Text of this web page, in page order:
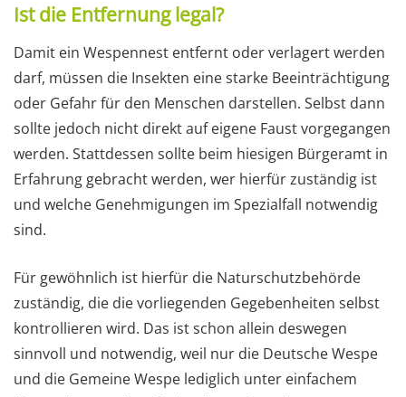
Ist die Entfernung legal?
Damit ein Wespennest entfernt oder verlagert werden
darf, müssen die Insekten eine starke Beeinträchtigung
oder Gefahr für den Menschen darstellen. Selbst dann
sollte jedoch nicht direkt auf eigene Faust vorgegangen
werden. Stattdessen sollte beim hiesigen Bürgeramt in
Erfahrung gebracht werden, wer hierfür zuständig ist
und welche Genehmigungen im Spezialfall notwendig
sind.
Für gewöhnlich ist hierfür die Naturschutzbehörde
zuständig, die die vorliegenden Gegebenheiten selbst
kontrollieren wird. Das ist schon allein deswegen
sinnvoll und notwendig, weil nur die Deutsche Wespe
und die Gemeine Wespe lediglich unter einfachem